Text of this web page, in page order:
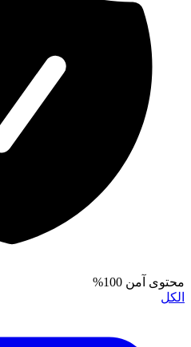
محتوى آمن 100%
الكل